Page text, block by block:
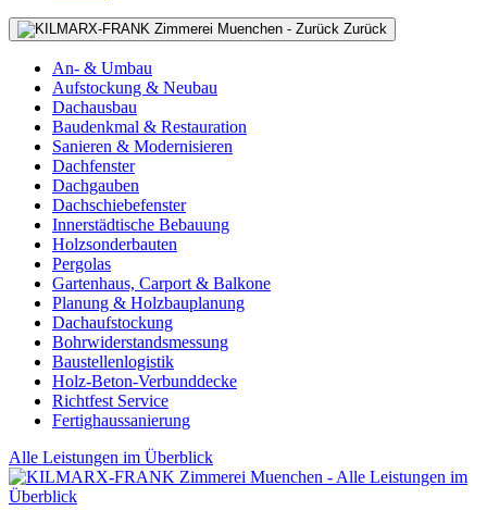
Zurück
An- & Umbau
Aufstockung & Neubau
Dachausbau
Baudenkmal & Restauration
Sanieren & Modernisieren
Dachfenster
Dachgauben
Dachschiebefenster
Innerstädtische Bebauung
Holzsonderbauten
Pergolas
Gartenhaus, Carport & Balkone
Planung & Holzbauplanung
Dachaufstockung
Bohrwiderstandsmessung
Baustellenlogistik
Holz-Beton-Verbunddecke
Richtfest Service
Fertighaussanierung
Alle Leistungen im Überblick